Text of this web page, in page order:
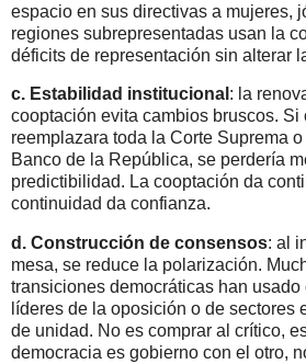
espacio en sus directivas a mujeres,
regiones subrepresentadas usan la
déficits de representación sin alterar
c. Estabilidad institucional : la
cooptación evita cambios bruscos. Si
reemplazara toda la Corte Suprema
Banco de la República, se perdería
predictibilidad. La cooptación da
continuidad da confianza.
d. Construcción de consensos: al
mesa, se reduce la polarización.
transiciones democráticas han
líderes de la oposición o de sectores
de unidad. No es comprar al crítico,
democracia es gobierno con el otro,